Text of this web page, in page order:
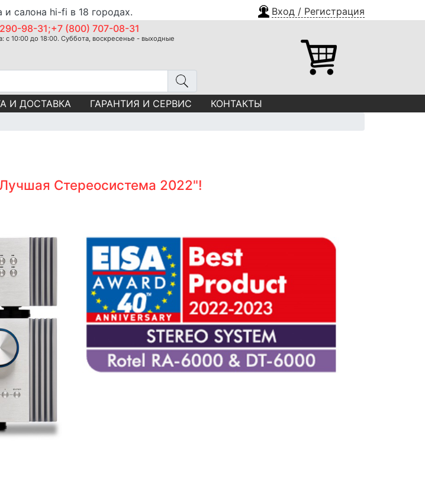
и салона hi-fi в 18 городах. Вход / Регистрация
98-31;+7 (800) 707-08-31
с 10:00 до 18:00. Суббота, воскресенье - выходные
И ДОСТАВКА ГАРАНТИЯ И СЕРВИС КОНТАКТЫ
Стереосистема 2022"!